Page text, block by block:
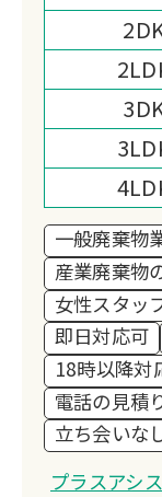
様に高い
誠心誠意
気軽にお
一般廃棄物
産業廃棄物
女性スタッ
即日対応可
18時以降対
電話の見積
立ち会いな
プラスアシ